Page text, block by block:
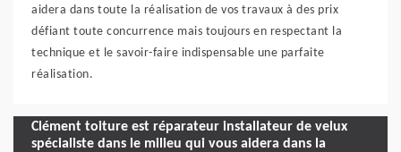
aidera dans toute la réalisation de vos travaux à des prix
défiant toute concurrence mais toujours en respectant la
technique et le savoir-faire indispensable une parfaite
réalisation.
Clément toiture est réparateur installateur de velux
spécialiste dans le milieu qui vous aidera dans la